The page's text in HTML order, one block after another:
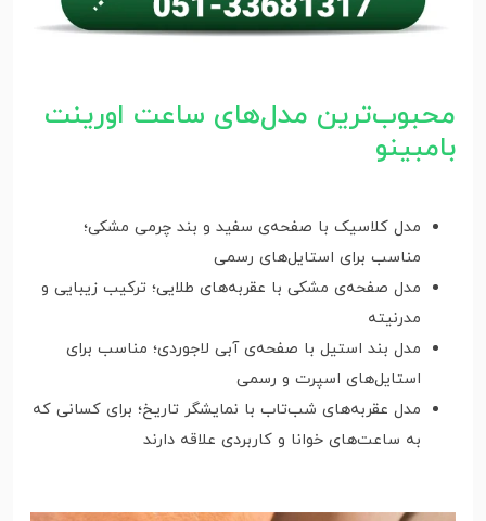
محبوب‌ترین مدل‌های ساعت اورینت
بامبینو
مدل کلاسیک با صفحه‌ی سفید و بند چرمی مشکی؛
مناسب برای استایل‌های رسمی
مدل صفحه‌ی مشکی با عقربه‌های طلایی؛ ترکیب زیبایی و
مدرنیته
مدل بند استیل با صفحه‌ی آبی لاجوردی؛ مناسب برای
استایل‌های اسپرت و رسمی
مدل عقربه‌های شب‌تاب با نمایشگر تاریخ؛ برای کسانی که
به ساعت‌های خوانا و کاربردی علاقه دارند